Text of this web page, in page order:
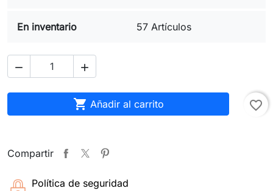
En inventario 57 Artículos
 
 Añadir al carrito favorite_border
Compartir
Política de seguridad